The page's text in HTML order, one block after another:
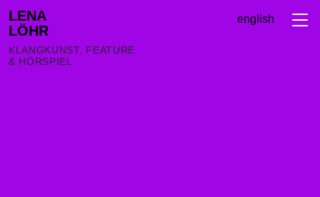
LENA
LÖHR
KLANGKUNST, FEATURE
& HÖRSPIEL
english